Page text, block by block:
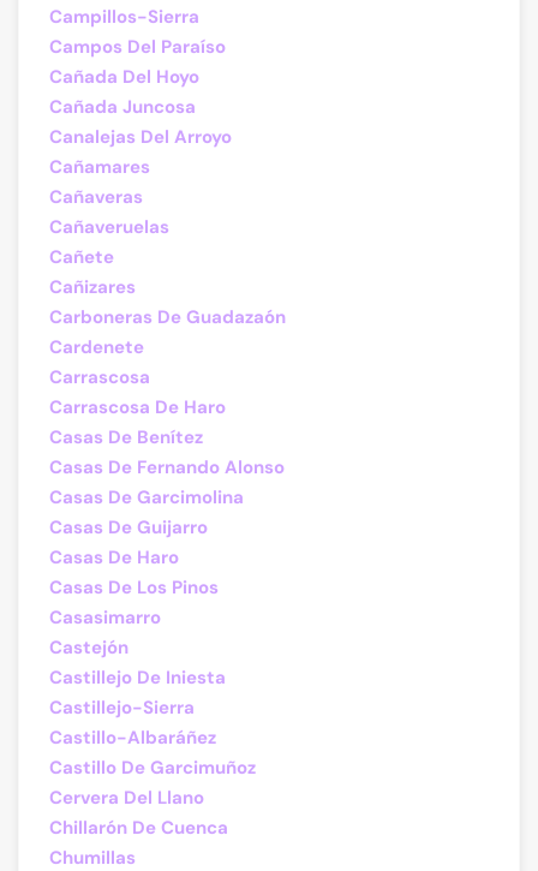
Campillos-Sierra
Campos Del Paraíso
Cañada Del Hoyo
Cañada Juncosa
Canalejas Del Arroyo
Cañamares
Cañaveras
Cañaveruelas
Cañete
Cañizares
Carboneras De Guadazaón
Cardenete
Carrascosa
Carrascosa De Haro
Casas De Benítez
Casas De Fernando Alonso
Casas De Garcimolina
Casas De Guijarro
Casas De Haro
Casas De Los Pinos
Casasimarro
Castejón
Castillejo De Iniesta
Castillejo-Sierra
Castillo-Albaráñez
Castillo De Garcimuñoz
Cervera Del Llano
Chillarón De Cuenca
Chumillas